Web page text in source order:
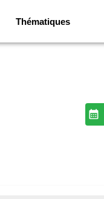
Thématiques